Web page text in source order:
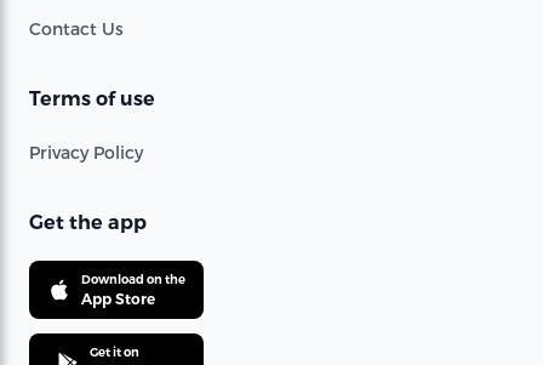
Contact Us
Terms of use
Privacy Policy
Get the app
Download on the
App Store
Get it on